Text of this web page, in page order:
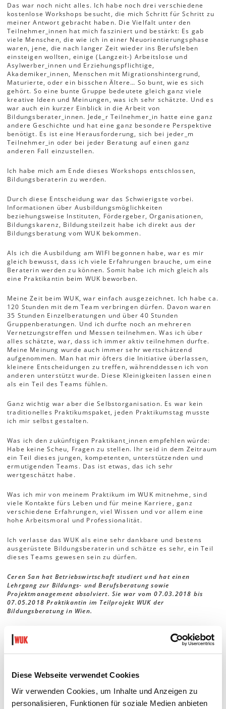
Diese Webseite verwendet Cookies
Wir verwenden Cookies, um Inhalte und Anzeigen zu
personalisieren, Funktionen für soziale Medien anbieten
Das war noch nicht alles. Ich habe noch drei verschiedene
kostenlose Workshops besucht, die mich Schritt für Schritt zu
meiner Antwort gebracht haben. Die Vielfalt unter den
Teilnehmer_innen hat mich fasziniert und bestärkt: Es gab
viele Menschen, die wie ich in einer Neuorientierungsphase
waren, jene, die nach langer Zeit wieder ins Berufsleben
einsteigen wollten, einige (Langzeit-) Arbeitslose und
Asylwerber_innen und Erziehungspflichtige,
Akademiker_innen, Menschen mit Migrationshintergrund,
Maturierte, oder ein bisschen Ältere… So bunt, wie es sich
gehört. So eine bunte Gruppe bedeutete gleich ganz viele
kreative Ideen und Meinungen, was ich sehr schätzte. Und es
war auch ein kurzer Einblick in die Arbeit von
Bildungsberater_innen. Jede_r Teilnehmer_in hatte eine ganz
andere Geschichte und hat eine ganz besondere Perspektive
benötigt. Es ist eine Herausforderung, sich bei jeder_m
Teilnehmer_in oder bei jeder Beratung auf einen ganz
anderen Fall einzustellen.
Ich habe mich am Ende dieses Workshops entschlossen,
Bildungsberaterin zu werden.
Durch diese Entscheidung war das Schwierigste vorbei.
Informationen über Ausbildungsmöglichkeiten
beziehungsweise Instituten, Fördergeber, Organisationen,
Bildungskarenz, Bildungsteilzeit habe ich direkt aus der
Bildungsberatung vom WUK bekommen.
Als ich die Ausbildung am WIFI begonnen habe, war es mir
gleich bewusst, dass ich viele Erfahrungen brauche, um eine
Beraterin werden zu können. Somit habe ich mich gleich als
eine Praktikantin beim WUK beworben.
Meine Zeit beim WUK, war einfach ausgezeichnet. Ich habe ca.
120 Stunden mit dem Team verbringen dürfen. Davon waren
35 Stunden Einzelberatungen und über 40 Stunden
Gruppenberatungen. Und ich durfte noch an mehreren
Vernetzungstreffen und Messen teilnehmen. Was ich über
alles schätzte, war, dass ich immer aktiv teilnehmen durfte.
Meine Meinung wurde auch immer sehr wertschätzend
aufgenommen. Man hat mir öfters die Initiative überlassen,
kleinere Entscheidungen zu treffen, währenddessen ich von
anderen unterstützt wurde. Diese Kleinigkeiten lassen einen
als ein Teil des Teams fühlen.
Ganz wichtig war aber die Selbstorganisation. Es war kein
traditionelles Praktikumspaket, jeden Praktikumstag musste
ich mir selbst gestalten.
Was ich den zukünftigen Praktikant_innen empfehlen würde:
Habe keine Scheu, Fragen zu stellen. Ihr seid in dem Zeitraum
ein Teil dieses jungen, kompetenten, unterstützenden und
ermutigenden Teams. Das ist etwas, das ich sehr
wertgeschätzt habe.
Was ich mir von meinem Praktikum im WUK mitnehme, sind
viele Kontakte fürs Leben und für meine Karriere, ganz
verschiedene Erfahrungen, viel Wissen und vor allem eine
hohe Arbeitsmoral und Professionalität.
Ich verlasse das WUK als eine sehr dankbare und bestens
ausgerüstete Bildungsberaterin und schätze es sehr, ein Teil
dieses Teams gewesen sein zu dürfen.
Ceren San hat Betriebswirtschaft studiert und hat einen
Lehrgang zur Bildungs- und Berufsberatung sowie
Projektmanagement absolviert. Sie war vom 07.03.2018 bis
07.05.2018 Praktikantin im Teilprojekt WUK der
Bildungsberatung in Wien.